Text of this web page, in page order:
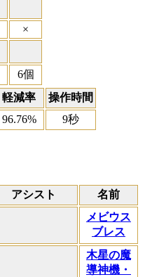
×
6個
軽減率
操作時間
96.76% 9秒
アシスト
名前
メビウス
ブレス
木星の魔
導神機・